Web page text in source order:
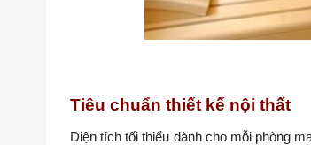
Tiêu chuẩn thiết kế nội thất
Diện tích tối thiểu dành cho mỗi phòng